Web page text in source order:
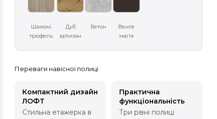
Шамоні
трюфель
Дуб
артизан
Бетон
Венге
магія
Переваги навісної полиці
Компактний дизайн
ЛОФТ
Стильна етажерка в
Практична
функціональність
Три рівні полиці